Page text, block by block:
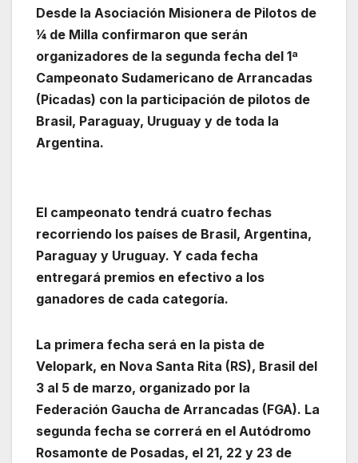
Desde la Asociación Misionera de Pilotos de
¼ de Milla confirmaron que serán
organizadores de la segunda fecha del 1ª
Campeonato Sudamericano de Arrancadas
(Picadas) con la participación de pilotos de
Brasil, Paraguay, Uruguay y de toda la
Argentina.
El campeonato tendrá cuatro fechas
recorriendo los países de Brasil, Argentina,
Paraguay y Uruguay. Y cada fecha
entregará premios en efectivo a los
ganadores de cada categoría.
La primera fecha será en la pista de
Velopark, en Nova Santa Rita (RS), Brasil del
3 al 5 de marzo, organizado por la
Federación Gaucha de Arrancadas (FGA). La
segunda fecha se correrá en el Autódromo
Rosamonte de Posadas, el 21, 22 y 23 de